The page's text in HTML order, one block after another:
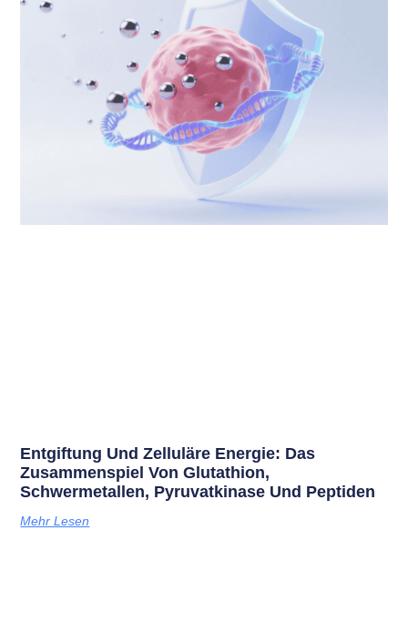
Entgiftung Und Zelluläre Energie: Das
Zusammenspiel Von Glutathion,
Schwermetallen, Pyruvatkinase Und Peptiden
Mehr Lesen